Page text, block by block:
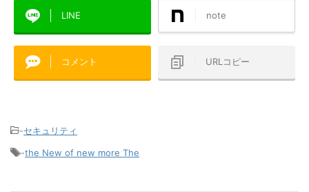
LINE note
コメント URLコピー
-セキュリティ
-the New of new more The